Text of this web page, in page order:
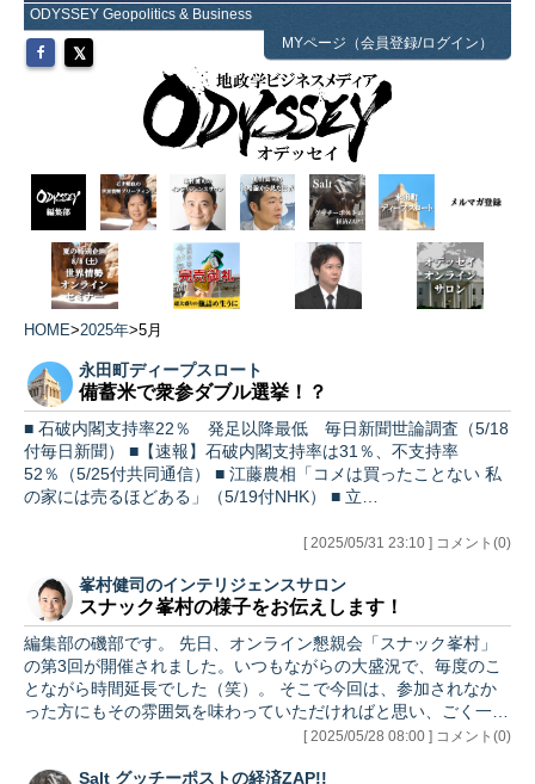
ODYSSEY Geopolitics & Business
MYページ（会員登録/ログイン）
HOME>2025年>5月
永田町ディープスロート
備蓄米で衆参ダブル選挙！？
■ 石破内閣支持率22％ 発足以降最低 毎日新聞世論調査（5/18
付毎日新聞） ■【速報】石破内閣支持率は31％、不支持率
52％（5/25付共同通信） ■ 江藤農相「コメは買ったことない 私
の家には売るほどある」（5/19付NHK） ■ 立…
[ 2025/05/31 23:10 ] コメント(0)
峯村健司のインテリジェンスサロン
スナック峯村の様子をお伝えします！
編集部の磯部です。 先日、オンライン懇親会「スナック峯村」
の第3回が開催されました。いつもながらの大盛況で、毎度のこ
とながら時間延長でした（笑）。 そこで今回は、参加されなか
った方にもその雰囲気を味わっていただければと思い、ごく一部
[ 2025/05/28 08:00 ] コメント(0)
Salt グッチーポストの経済ZAP!!